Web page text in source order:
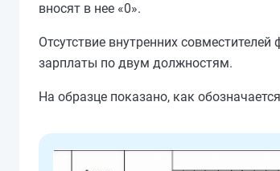
вносят в нее «0».
Отсутствие внутренних
зарплаты по двум должностям.
На образце показано, как